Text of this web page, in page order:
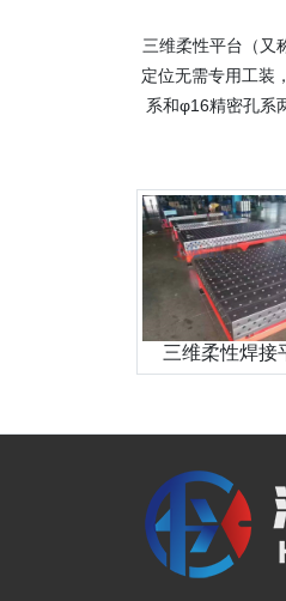
三维柔性平台（又
定位无需专用工装
系和φ16精密孔系
三维柔性焊接